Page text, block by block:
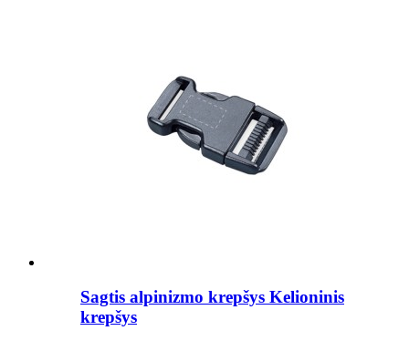
Sagtis alpinizmo krepšys Kelioninis
krepšys